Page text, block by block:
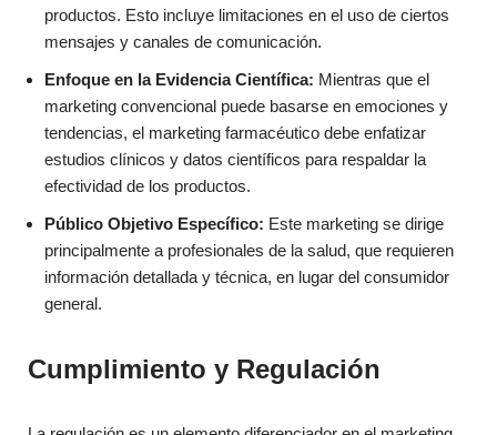
productos. Esto incluye limitaciones en el uso de ciertos
mensajes y canales de comunicación.
Enfoque en la Evidencia Científica: Mientras que el
marketing convencional puede basarse en emociones y
tendencias, el marketing farmacéutico debe enfatizar
estudios clínicos y datos científicos para respaldar la
efectividad de los productos.
Público Objetivo Específico: Este marketing se dirige
principalmente a profesionales de la salud, que requieren
información detallada y técnica, en lugar del consumidor
general.
Cumplimiento y Regulación